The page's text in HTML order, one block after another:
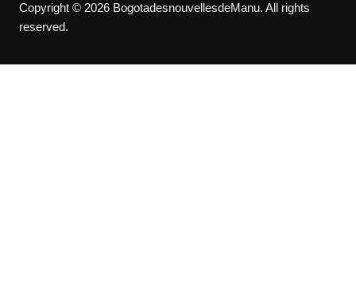
Copyright © 2026 BogotadesnouvellesdeManu. All rights
reserved.